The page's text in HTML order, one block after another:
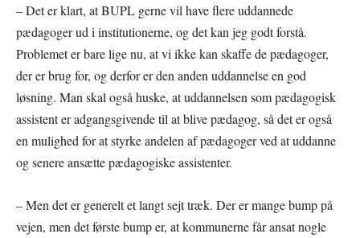
– Det er klart, at BUPL gerne vil have flere uddannede
pædagoger ud i institutionerne, og det kan jeg godt forstå.
Problemet er bare lige nu, at vi ikke kan skaffe de pædagoger,
der er brug for, og derfor er den anden uddannelse en god
løsning. Man skal også huske, at uddannelsen som pædagogisk
assistent er adgangsgivende til at blive pædagog, så det er også
en mulighed for at styrke andelen af pædagoger ved at uddanne
og senere ansætte pædagogiske assistenter.
– Men det er generelt et langt sejt træk. Der er mange bump på
vejen, men det første bump er, at kommunerne får ansat nogle